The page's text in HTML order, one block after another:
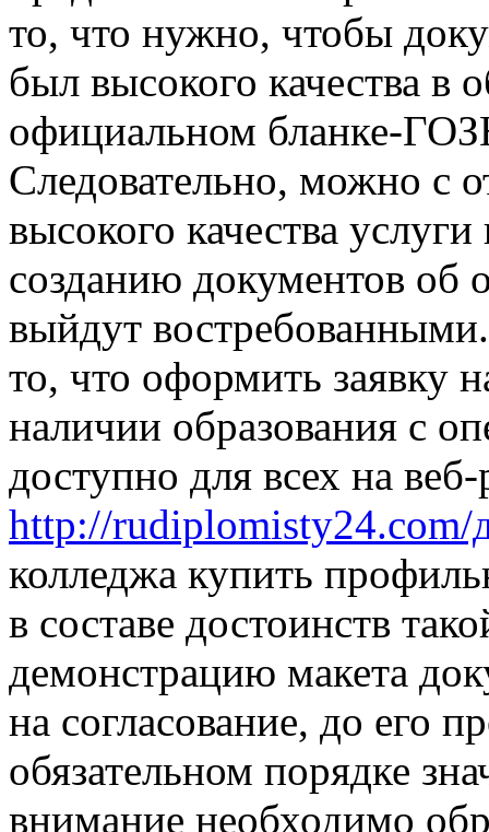
то, что нужно, чтобы
был высокого качества в
официальном бланке-
Следовательно, можно с
высокого качества
созданию документов об
выйдут
то, что оформить заявку
наличии образования с
доступно для всех на веб-
http://rudiplomisty24.com/
колледжа купить
в составе достоинств
демонстрацию макета
на согласование, до его
обязательном порядке
внимание необходимо